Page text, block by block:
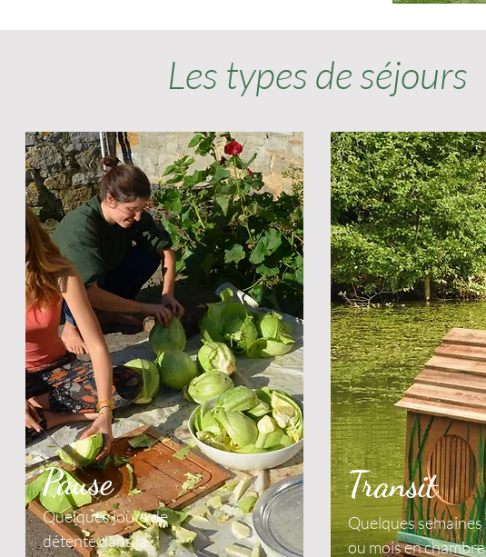
Les types de séjours
Pause
Quelques jours de
détente dans la
Transit
Quelques semaines
ou mois en chambre